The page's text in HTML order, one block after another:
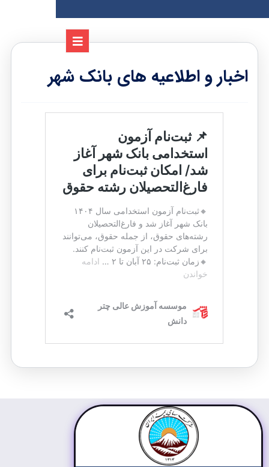
اخبار و اطلاعیه های بانک شهر